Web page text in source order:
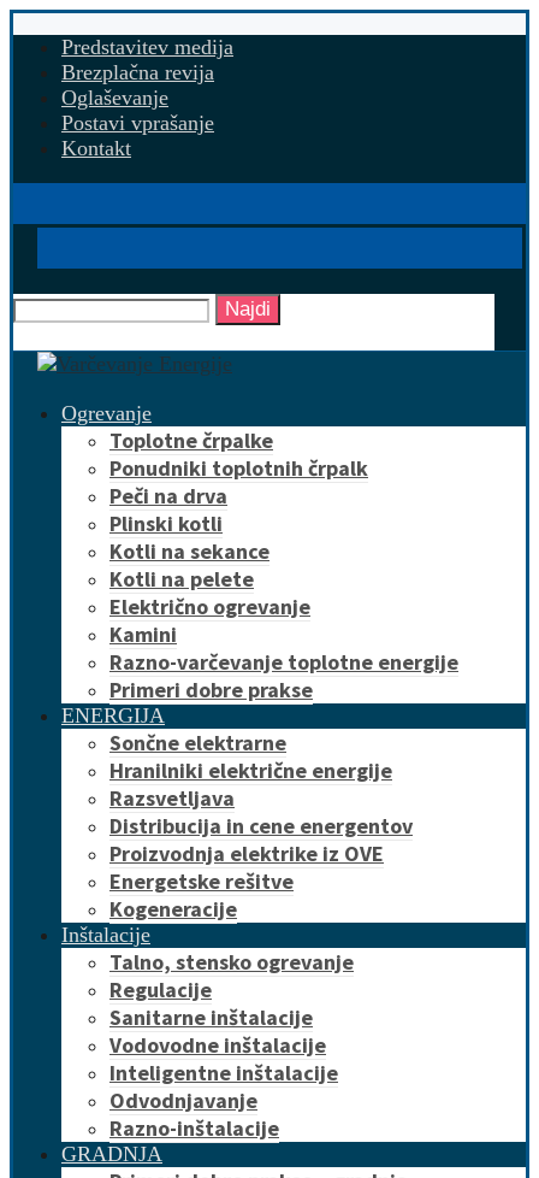
Predstavitev medija
Brezplačna revija
Oglaševanje
Postavi vprašanje
Kontakt
Najdi
Ogrevanje
Toplotne črpalke
Ponudniki toplotnih črpalk
Peči na drva
Plinski kotli
Kotli na sekance
Kotli na pelete
Električno ogrevanje
Kamini
Razno-varčevanje toplotne energije
Primeri dobre prakse
ENERGIJA
Sončne elektrarne
Hranilniki električne energije
Razsvetljava
Distribucija in cene energentov
Proizvodnja elektrike iz OVE
Energetske rešitve
Kogeneracije
Inštalacije
Talno, stensko ogrevanje
Regulacije
Sanitarne inštalacije
Vodovodne inštalacije
Inteligentne inštalacije
Odvodnjavanje
Razno-inštalacije
GRADNJA